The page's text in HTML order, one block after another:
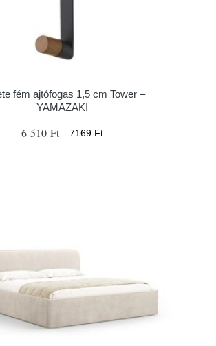
fém ajtófogas 1,5 cm Tower –
YAMAZAKI
6 510 Ft 7169 Ft